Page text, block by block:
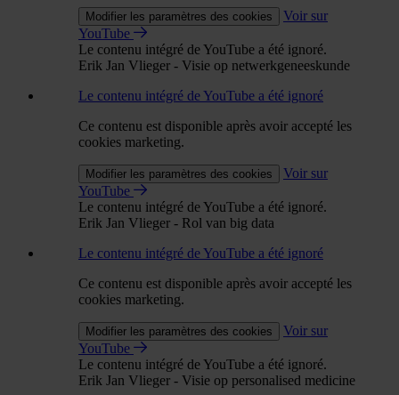
Modifier les paramètres des cookies
Voir sur
YouTube
Le contenu intégré de YouTube a été ignoré.
Erik Jan Vlieger - Visie op netwerkgeneeskunde
Le contenu intégré de YouTube a été ignoré
Ce contenu est disponible après avoir accepté les
cookies marketing.
Modifier les paramètres des cookies
Voir sur
YouTube
Le contenu intégré de YouTube a été ignoré.
Erik Jan Vlieger - Rol van big data
Le contenu intégré de YouTube a été ignoré
Ce contenu est disponible après avoir accepté les
cookies marketing.
Modifier les paramètres des cookies
Voir sur
YouTube
Le contenu intégré de YouTube a été ignoré.
Erik Jan Vlieger - Visie op personalised medicine